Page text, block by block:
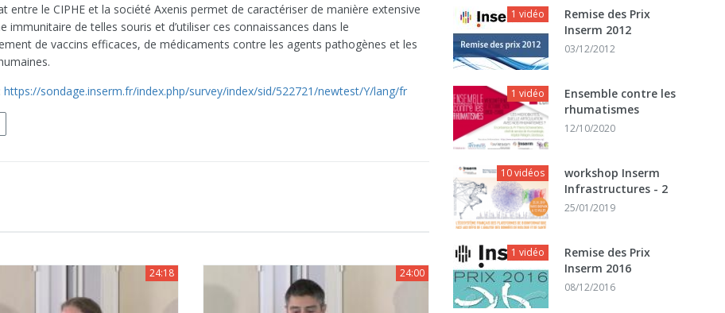
entre le CIPHE et la société Axenis permet de caractériser de manière extensive
immunitaire de telles souris et d’utiliser ces connaissances dans le
de vaccins efficaces, de médicaments contre les agents pathogènes et les
https://sondage.inserm.fr/index.php/survey/index/sid/522721/newtest/Y/lang/fr
24:18 24:00
1 vidéo
Remise des Prix
Inserm 2012
03/12/2012
1 vidéo
Ensemble contre les
rhumatismes
12/10/2020
10 vidéos
workshop Inserm
Infrastructures - 2
25/01/2019
1 vidéo
Remise des Prix
Inserm 2016
08/12/2016